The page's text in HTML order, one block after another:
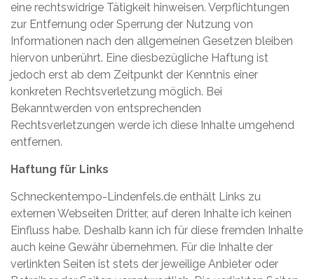
eine rechtswidrige Tätigkeit hinweisen. Verpflichtungen
zur Entfernung oder Sperrung der Nutzung von
Informationen nach den allgemeinen Gesetzen bleiben
hiervon unberührt. Eine diesbezügliche Haftung ist
jedoch erst ab dem Zeitpunkt der Kenntnis einer
konkreten Rechtsverletzung möglich. Bei
Bekanntwerden von entsprechenden
Rechtsverletzungen werde ich diese Inhalte umgehend
entfernen.
Haftung für Links
Schneckentempo-Lindenfels.de enthält Links zu
externen Webseiten Dritter, auf deren Inhalte ich keinen
Einfluss habe. Deshalb kann ich für diese fremden Inhalte
auch keine Gewähr übernehmen. Für die Inhalte der
verlinkten Seiten ist stets der jeweilige Anbieter oder